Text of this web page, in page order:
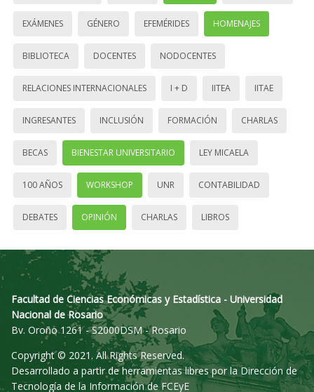
EXÁMENES GÉNERO EFEMÉRIDES HOMENAJES
BIBLIOTECA DOCENTES NODOCENTES
RELACIONES INTERNACIONALES I + D IITEA IITAE
INGRESANTES INCLUSIÓN FORMACIÓN CHARLAS
BECAS BIENESTAR UNIVERSITARIO LEY MICAELA
100 AÑOS WORKSHOP UNR CONTABILIDAD
DEBATES OPINIÓN CHARLAS LIBROS
Facultad de Ciencias Económicas y Estadística - Universidad
Nacional de Rosario
Bv. Oroño 1261 - S2000DSM - Rosario
Copyright © 2021. All Rights Reserved.
Desarrollado a partir de herramientas libres por la Dirección de
Tecnología de la Información de FCEyE